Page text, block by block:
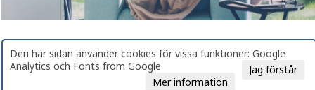
Den här sidan använder cookies för vissa funktioner: Google
Analytics och Fonts from Google
Jag förstår
Mer information